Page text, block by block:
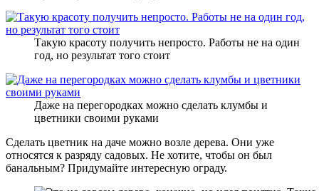
Такую красоту получить непросто. Работы не на один
год, но результат того стоит
Даже на перегородках можно сделать клумбы и
цветники своими руками
Сделать цветник на даче можно возле дерева. Они уже
относятся к разряду садовых. Не хотите, чтобы он был
банальным? Придумайте интересную ограду.